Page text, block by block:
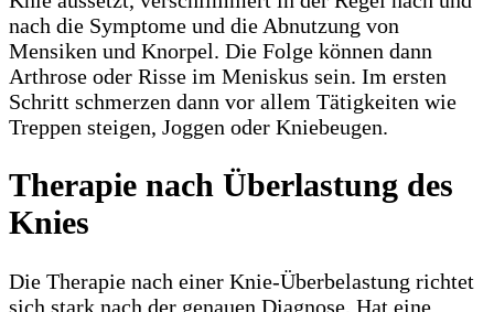
nach die Symptome und die Abnutzung von
Mensiken und Knorpel. Die Folge können dann
Arthrose oder Risse im Meniskus sein. Im ersten
Schritt schmerzen dann vor allem Tätigkeiten wie
Treppen steigen, Joggen oder Kniebeugen.
Therapie nach Überlastung des
Knies
Die Therapie nach einer Knie-Überbelastung richtet
sich stark nach der genauen Diagnose. Hat eine